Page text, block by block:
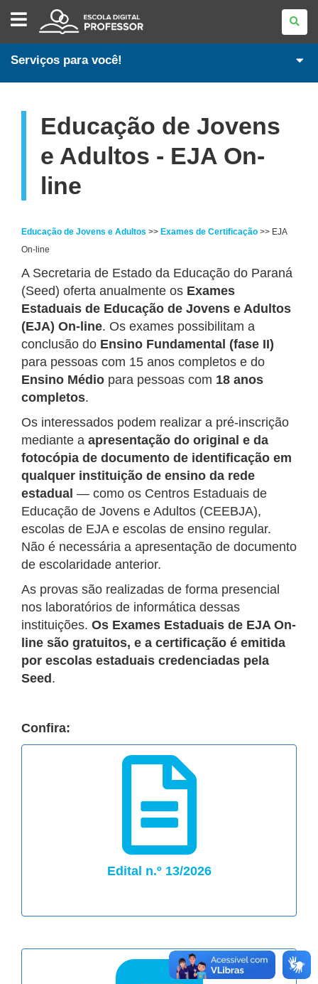
ESCOLA
DIGITAL
-
PROFESSORES
Serviços para você!
Educação de Jovens
e Adultos - EJA On-
line
Educação de Jovens e Adultos >> Exames de Certificação >> EJA
On-line
A Secretaria de Estado da Educação do Paraná
(Seed) oferta anualmente os Exames
Estaduais de Educação de Jovens e Adultos
(EJA) On-line. Os exames possibilitam a
conclusão do Ensino Fundamental (fase II)
para pessoas com 15 anos completos e do
Ensino Médio para pessoas com 18 anos
completos.
Os interessados podem realizar a pré-inscrição
mediante a apresentação do original e da
fotocópia de documento de identificação em
qualquer instituição de ensino da rede
estadual — como os Centros Estaduais de
Educação de Jovens e Adultos (CEEBJA),
escolas de EJA e escolas de ensino regular.
Não é necessária a apresentação de documento
de escolaridade anterior.
As provas são realizadas de forma presencial
nos laboratórios de informática dessas
instituições. Os Exames Estaduais de EJA On-
line são gratuitos, e a certificação é emitida
por escolas estaduais credenciadas pela
Seed .
Confira:
Edital n.º 13/2026